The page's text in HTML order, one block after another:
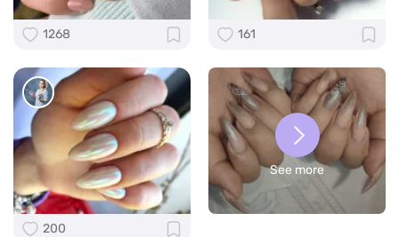
1268 161
200
See more